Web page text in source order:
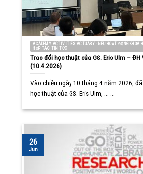
ACADEMY ACTIVITIES ACTUARY - NEU HOẠT ĐỘNG KHOA
HỢP TÁC TIN TỨC
Trao đổi học thuật của GS. Eris Ulm – ĐH
(10.4.2026)
Vào chiều ngày 10 tháng 4 năm 2026,
học thuật của GS. Eris Ulm, ... ...
26
Jun